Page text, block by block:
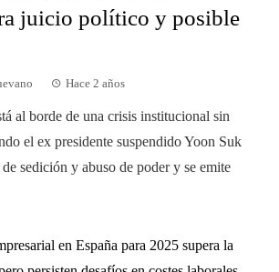
juicio político y posible
Hace 2 años
al borde de una crisis institucional sin
el ex presidente suspendido Yoon Suk
sedición y abuso de poder y se emite